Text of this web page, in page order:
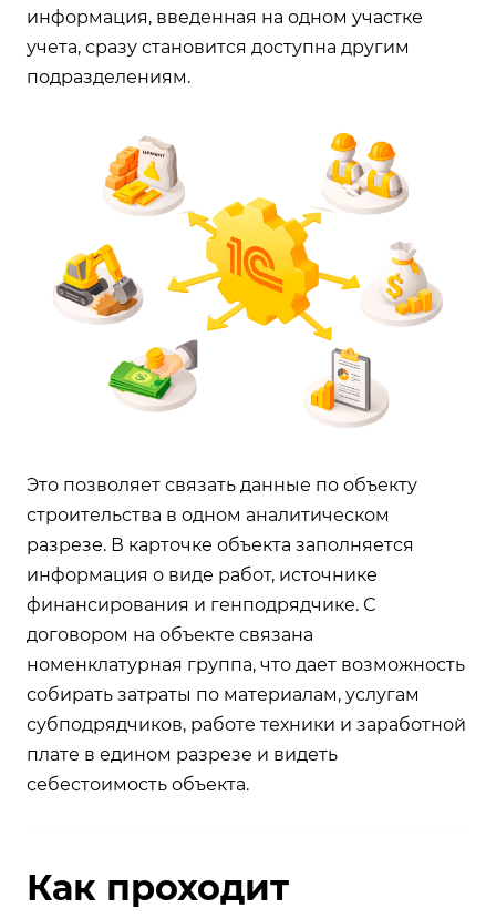
информация, введенная на одном участке
учета, сразу становится доступна другим
подразделениям.
Это позволяет связать данные по объекту
строительства в одном аналитическом
разрезе. В карточке объекта заполняется
информация о виде работ, источнике
финансирования и генподрядчике. С
договором на объекте связана
номенклатурная группа, что дает возможность
собирать затраты по материалам, услугам
субподрядчиков, работе техники и заработной
плате в едином разрезе и видеть
себестоимость объекта.
Как проходит